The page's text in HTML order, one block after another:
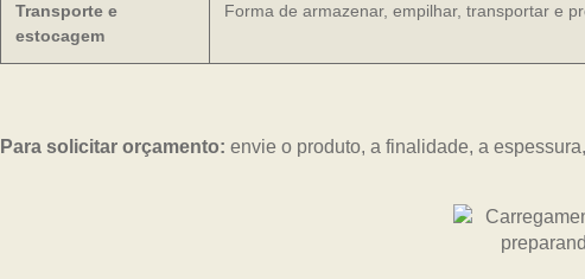
Transporte e
estocagem
Forma de armazenar, empilhar, transportar e
Para solicitar orçamento: envie o produto, a finalidade, a